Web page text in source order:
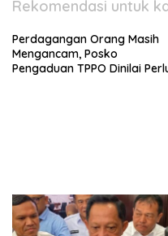
Rekomendasi untuk
Perdagangan Orang Masih
Mengancam, Posko
Pengaduan TPPO Dinilai